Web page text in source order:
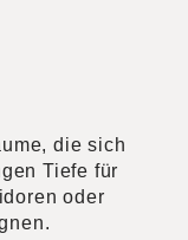
die sich
Tiefe für
oder